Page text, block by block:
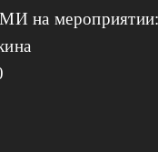
на мероприятии: